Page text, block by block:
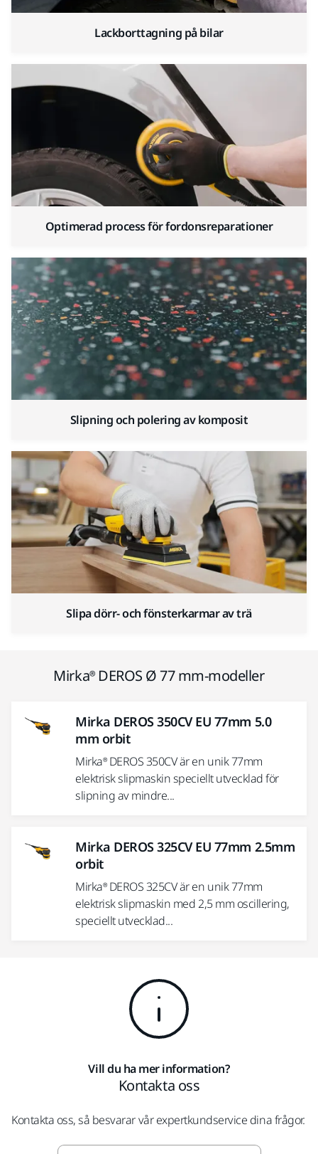
Lackborttagning på bilar
Optimerad process för fordonsreparationer
Slipning och polering av komposit
Slipa dörr- och fönsterkarmar av trä
Mirka® DEROS Ø 77 mm-modeller
Mirka DEROS 350CV EU 77mm 5.0
mm orbit
Mirka® DEROS 350CV är en unik 77mm
elektrisk slipmaskin speciellt utvecklad för
slipning av mindre...
Mirka DEROS 325CV EU 77mm 2.5mm
orbit
Mirka® DEROS 325CV är en unik 77mm
elektrisk slipmaskin med 2,5 mm oscillering,
speciellt utvecklad...
Vill du ha mer information?
Kontakta oss
Kontakta oss, så besvarar vår expertkundservice dina frågor.